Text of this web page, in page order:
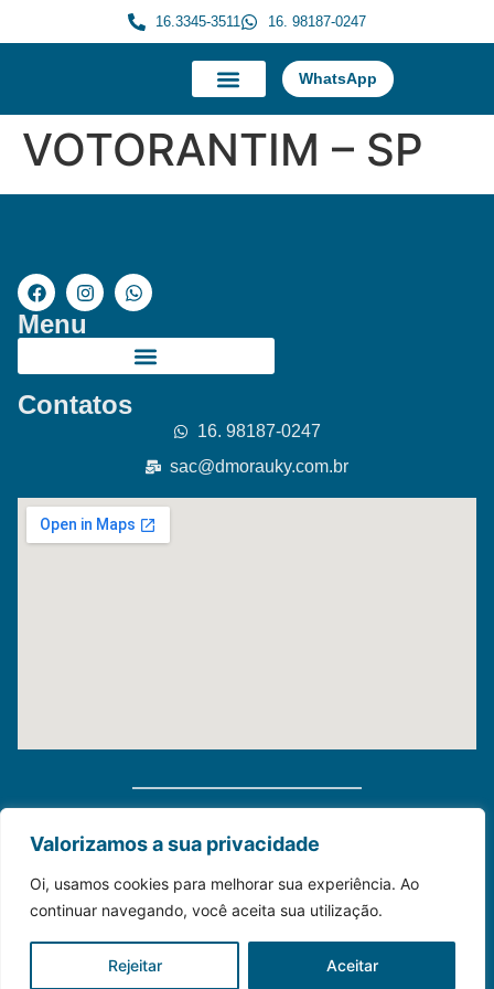
Valorizamos a sua privacidade
Oi, usamos cookies para melhorar sua experiência. Ao
continuar navegando, você aceita sua utilização.
Rejeitar Aceitar
16.3345-3511 16. 98187-0247
WhatsApp
VOTORANTIM – SP
Menu
Contatos
16. 98187-0247
sac@dmorauky.com.br
Distribuidora Morauky 2025. Todos Os Direitos